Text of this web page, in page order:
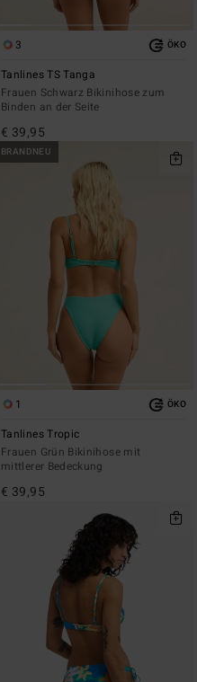
3 ÖKO
Tanlines TS Tanga
Frauen Schwarz Bikinihose zum
Binden an der Seite
€ 39,95
BRANDNEU
1 ÖKO
Tanlines Tropic
Frauen Grün Bikinihose mit
mittlerer Bedeckung
€ 39,95